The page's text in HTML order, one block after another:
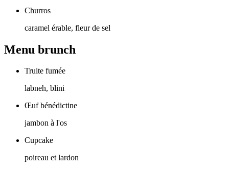
Churros
caramel érable, fleur de sel
Menu brunch
Truite fumée
labneh, blini
Œuf bénédictine
jambon à l'os
Cupcake
poireau et lardon